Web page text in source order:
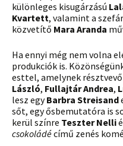
különleges kisugárzású
Kvartett, valamint a
közvetítő Mara Aranda
Ha ennyi még nem volna
produkciók is.
esttel, amelynek
László, Fullajtár Andrea,
lesz egyBarbra Streisand
sőt, egy ősbemutatóra is
kerül színre Teszter Nelli
csokoládécímű zenés